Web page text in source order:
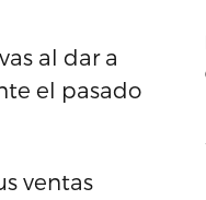
al dar a
el pasado
ventas